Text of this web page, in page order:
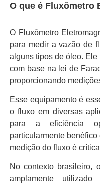
O que é Fluxômetro
O Fluxômetro
para medir a vazão de
alguns tipos de óleo. Ele
com base na lei de
proporcionando
Esse equipamento é
o fluxo em diversas
para a eficiência
particularmente
medição do fluxo é
No contexto brasileiro,
amplamente